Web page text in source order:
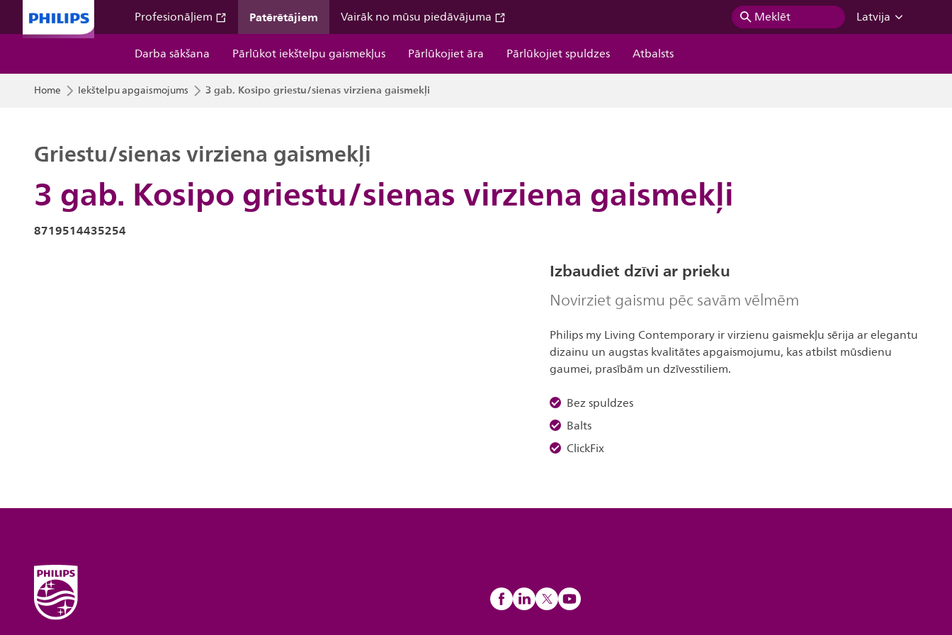
Profesionāļiem Patērētājiem Vairāk no mūsu piedāvājuma Meklēt
Latvija
Darba sākšana
Pārlūkot iekštelpu gaismekļus Pārlūkojiet āra Pārlūkojiet spuldzes Atbalsts
Home Iekštelpu apgaismojums 3 gab. Kosipo griestu/sienas virziena gaismekļi
3 gab. Kosipo griestu/sienas virziena gaismekļi
Griestu/sienas virziena gaismekļi
8719514435254
Izbaudiet dzīvi ar prieku
Novirziet gaismu pēc savām vēlmēm
Philips my Living Contemporary ir virzienu gaismekļu sērija ar elegantu
dizainu un augstas kvalitātes apgaismojumu, kas atbilst mūsdienu
gaumei, prasībām un dzīvesstiliem.
Bez spuldzes
Balts
ClickFix